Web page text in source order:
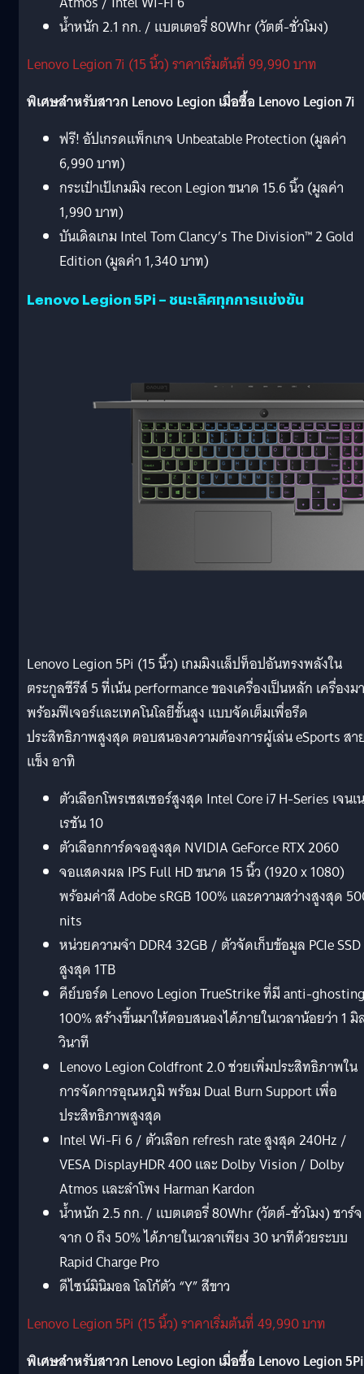
น้ำหนัก 2.1 กก. / แบตเตอรี่ 80Whr (วัตต์-ชั่วโมง)
Lenovo Legion 7i (15 นิ้ว) ราคาเริ่มต้นที่ 99,990 บาท
พิเศษสำหรับสาวก Lenovo Legion เมื่อซื้อ Lenovo Legion 7i
ฟรี! อัปเกรดแพ็กเกจ Unbeatable Protection (มูลค่า
6,990 บาท)
กระเป๋าเป้เกมมิง recon Legion ขนาด 15.6 นิ้ว (มูลค่า
1,990 บาท)
บันเดิลเกม Intel Tom Clancy’s The Division™ 2 Gold
Edition (มูลค่า 1,340 บาท)
Lenovo Legion 5Pi – ชนะเลิศทุกการแข่งขัน
Lenovo Legion 5Pi (15 นิ้ว) เกมมิงแล็ปท็อปอันทรงพลังใน
ตระกูลซีรีส์ 5 ที่เน้น performance ของเครื่องเป็นหลัก เครื่องมา
พร้อมฟีเจอร์และเทคโนโลยีขั้นสูง แบบจัดเต็มเพื่อรีด
ประสิทธิภาพสูงสุด ตอบสนองความต้องการผู้เล่น eSports สา
แข็ง อาทิ
ตัวเลือกโพรเซสเซอร์สูงสุด Intel Core i7 H-Series เจนเ
เรชัน 10
ตัวเลือกการ์ดจอสูงสุด NVIDIA GeForce RTX 2060
จอแสดงผล IPS Full HD ขนาด 15 นิ้ว (1920 x 1080)
พร้อมค่าสี Adobe sRGB 100% และความสว่างสูงสุด
nits
หน่วยความจำ DDR4 32GB / ตัวจัดเก็บข้อมูล PCIe SSD
สูงสุด 1TB
คีย์บอร์ด Lenovo Legion TrueStrike ที่มี anti-ghosting
100% สร้างขึ้นมาให้ตอบสนองได้ภายในเวลาน้อยว่า 1
วินาที
Lenovo Legion Coldfront 2.0 ช่วยเพิ่มประสิทธิภาพใน
การจัดการอุณหภูมิ พร้อม Dual Burn Support เพื่อ
ประสิทธิภาพสูงสุด
Intel Wi-Fi 6 / ตัวเลือก refresh rate สูงสุด 240Hz /
VESA DisplayHDR 400 และ Dolby Vision / Dolby
Atmos และลำโพง Harman Kardon
น้ำหนัก 2.5 กก. / แบตเตอรี่ 80Whr (วัตต์-ชั่วโมง) ชาร์จ
จาก 0 ถึง 50% ได้ภายในเวลาเพียง 30 นาทีด้วยระบบ
Rapid Charge Pro
ดีไซน์มินิมอล โลโก้ตัว “Y” สีขาว
Lenovo Legion 5Pi (15 นิ้ว) ราคาเริ่มต้นที่ 49,990 บาท
พิเศษสำหรับสาวก Lenovo Legion เมื่อซื้อ Lenovo Legion 5Pi